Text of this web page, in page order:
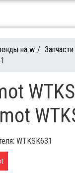
на w /
WTKSK631